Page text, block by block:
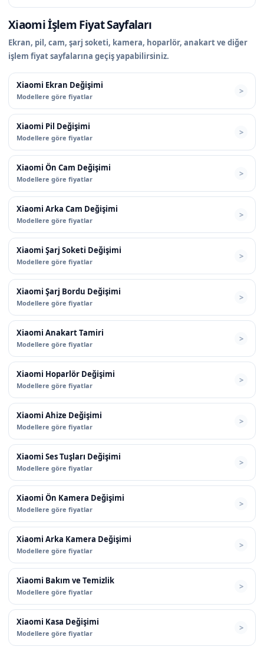
Xiaomi İşlem Fiyat Sayfaları
Ekran, pil, cam, şarj soketi, kamera, hoparlör, anakart ve diğer
işlem fiyat sayfalarına geçiş yapabilirsiniz.
Xiaomi Ekran Değişimi
Modellere göre fiyatlar
Xiaomi Pil Değişimi
Modellere göre fiyatlar
Xiaomi Ön Cam Değişimi
Modellere göre fiyatlar
Xiaomi Arka Cam Değişimi
Modellere göre fiyatlar
Xiaomi Şarj Soketi Değişimi
Modellere göre fiyatlar
Xiaomi Şarj Bordu Değişimi
Modellere göre fiyatlar
Xiaomi Anakart Tamiri
Modellere göre fiyatlar
Xiaomi Hoparlör Değişimi
Modellere göre fiyatlar
Xiaomi Ahize Değişimi
Modellere göre fiyatlar
Xiaomi Ses Tuşları Değişimi
Modellere göre fiyatlar
Xiaomi Ön Kamera Değişimi
Modellere göre fiyatlar
Xiaomi Arka Kamera Değişimi
Modellere göre fiyatlar
Xiaomi Bakım ve Temizlik
Modellere göre fiyatlar
Xiaomi Kasa Değişimi
Modellere göre fiyatlar